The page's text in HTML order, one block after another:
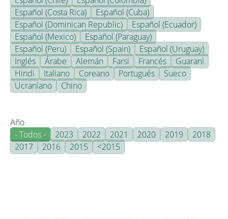
Español (Costa Rica)
Español (Cuba)
Español (Dominican Republic)
Español (Ecuador)
Español (Mexico)
Español (Paraguay)
Español (Peru)
Español (Spain)
Español (Uruguay)
Inglés
Árabe Alemán Farsi Francés
Guarani
Hindi
Italiano Coreano Portugués
Sueco
Ucraniano
Chino
Año
- Todos -
2023 2022 2021 2020 2019
2018
2017
2016 2015 <2015